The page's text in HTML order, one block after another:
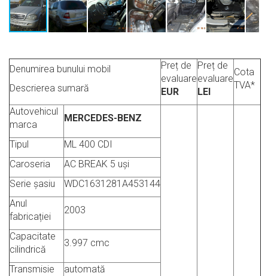
Denumirea bunului mobil
Descrierea sumară
Preț de
evaluare
EUR
Preț de
evaluare
LEI
Cota
TVA*
Autovehicul
marca
MERCEDES-BENZ
Tipul
ML 400 CDI
Caroseria
AC BREAK 5 uși
Serie șasiu
WDC1631281A453144
Anul
fabricației
2003
Capacitate
cilindrică
3.997 cmc
Transmisie
automată